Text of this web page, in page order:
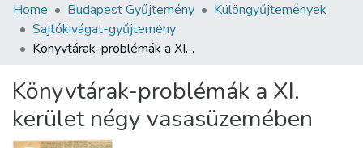
Communities & Collections
All of DSpace
About us
Home Budapest Gyűjtemény
Különgyűjtemények
Sajtókivágat-gyűjtemény
Könyvtárak-problémák a XI. kerület négy vasasüzemében
Könyvtárak-problémák a XI.
kerület négy vasasüzemében